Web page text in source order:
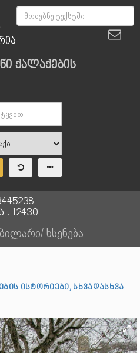
ქალაქების
12430
ხსენება
ისტორიები, სხვადასხვა